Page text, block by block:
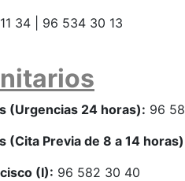
34 | 96 534 30 13
(Urgencias 24 horas): 96
(Cita Previa de 8 a 14
(I): 96 582 30 40